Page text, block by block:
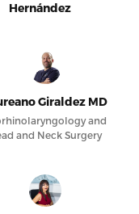
Hernández
Giraldez MD
and
and Neck Surgery